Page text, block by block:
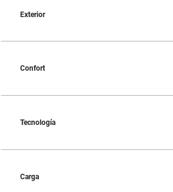
Exterior
Confort
Tecnología
Carga